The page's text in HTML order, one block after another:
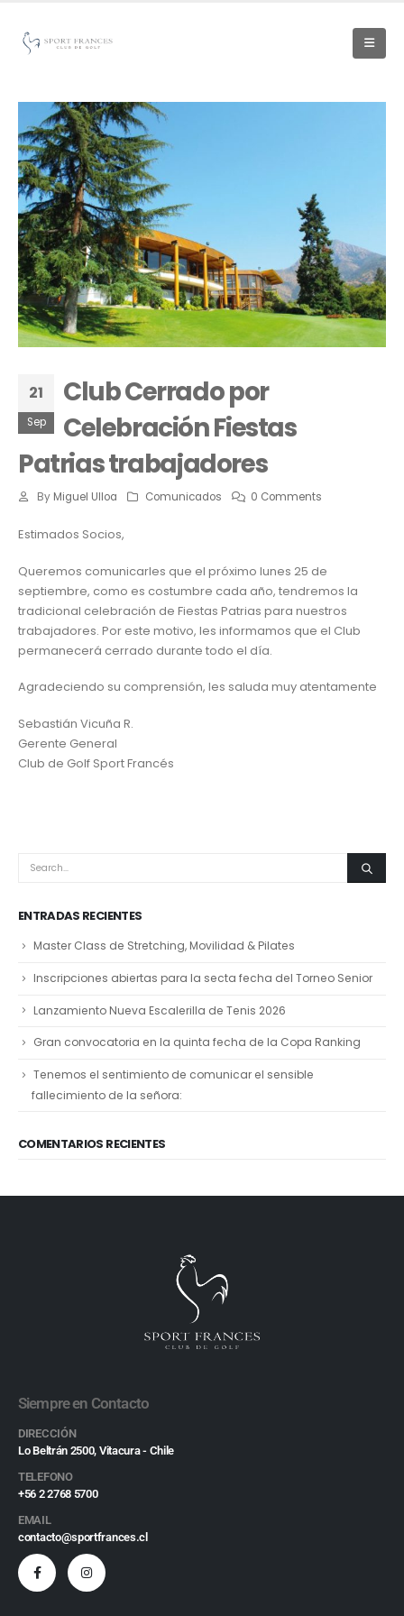
21
Sep
Club Cerrado por
Celebración Fiestas
Patrias trabajadores
By Miguel Ulloa Comunicados 0 Comments
Estimados Socios,
Queremos comunicarles que el próximo lunes 25 de
septiembre, como es costumbre cada año, tendremos la
tradicional celebración de Fiestas Patrias para nuestros
trabajadores. Por este motivo, les informamos que el Club
permanecerá cerrado durante todo el día.
Agradeciendo su comprensión, les saluda muy atentamente
Sebastián Vicuña R.
Gerente General
Club de Golf Sport Francés
ENTRADAS RECIENTES
Master Class de Stretching, Movilidad & Pilates
Inscripciones abiertas para la secta fecha del Torneo Senior
Lanzamiento Nueva Escalerilla de Tenis 2026
Gran convocatoria en la quinta fecha de la Copa Ranking
Tenemos el sentimiento de comunicar el sensible
fallecimiento de la señora:
COMENTARIOS RECIENTES
Siempre en Contacto
DIRECCIÓN
Lo Beltrán 2500, Vitacura - Chile
TELEFONO
+56 2 2768 5700
EMAIL
contacto@sportfrances.cl